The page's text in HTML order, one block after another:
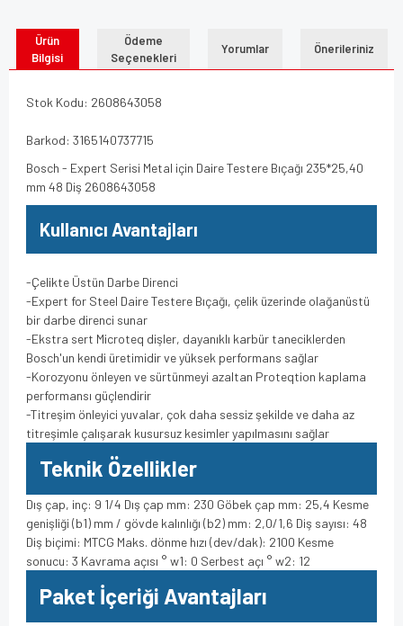
Ürün
Bilgisi
Ödeme
Seçenekleri
Yorumlar Önerileriniz
Stok Kodu: 2608643058
Barkod: 3165140737715
Bosch - Expert Serisi Metal için Daire Testere Bıçağı 235*25,40
mm 48 Diş 2608643058
Kullanıcı Avantajları
-Çelikte Üstün Darbe Direnci
-Expert for Steel Daire Testere Bıçağı, çelik üzerinde olağanüstü
bir darbe direnci sunar
-Ekstra sert Microteq dişler, dayanıklı karbür taneciklerden
Bosch'un kendi üretimidir ve yüksek performans sağlar
-Korozyonu önleyen ve sürtünmeyi azaltan Proteqtion kaplama
performansı güçlendirir
-Titreşim önleyici yuvalar, çok daha sessiz şekilde ve daha az
titreşimle çalışarak kusursuz kesimler yapılmasını sağlar
Teknik Özellikler
Dış çap, inç: 9 1/4 Dış çap mm: 230 Göbek çap mm: 25,4 Kesme
genişliği (b1) mm / gövde kalınlığı (b2) mm: 2,0/1,6 Diş sayısı: 48
Diş biçimi: MTCG Maks. dönme hızı (dev/dak): 2100 Kesme
sonucu: 3 Kavrama açısı ° w1: 0 Serbest açı ° w2: 12
Paket İçeriği Avantajları